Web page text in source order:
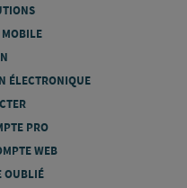
ÉLECTRONIQUE
PRO
WEB
OUBLIÉ